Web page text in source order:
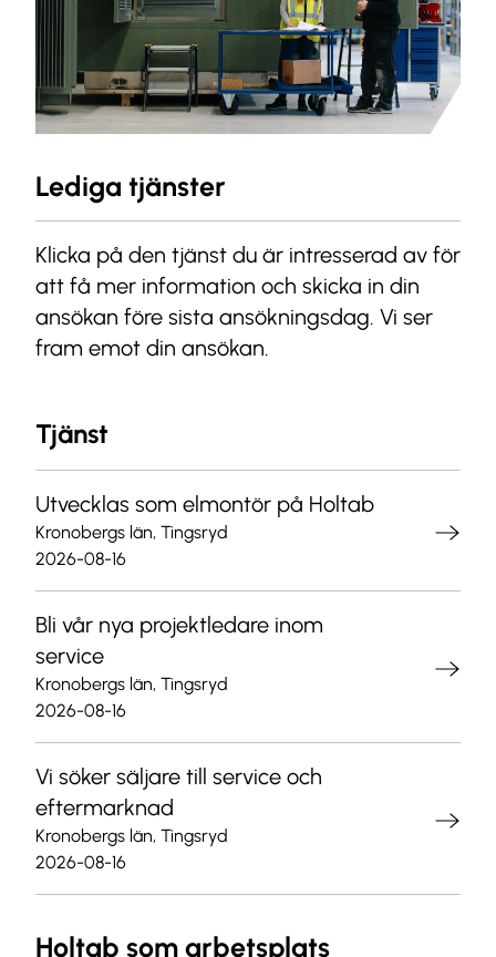
Lediga tjänster
Klicka på den tjänst du är intresserad av för
att få mer information och skicka in din
ansökan före sista ansökningsdag. Vi ser
fram emot din ansökan.
Tjänst
Utvecklas som elmontör på Holtab
Kronobergs län, Tingsryd
2026-08-16
Bli vår nya projektledare inom
service
Kronobergs län, Tingsryd
2026-08-16
Vi söker säljare till service och
eftermarknad
Kronobergs län, Tingsryd
2026-08-16
Holtab som arbetsplats